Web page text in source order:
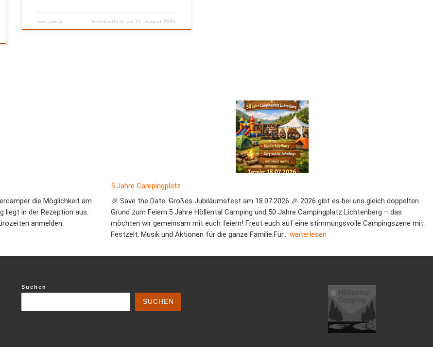
vonadmin Veröffentlicht am 12. August 2025
die Möglichkeit am
liegt in der Rezeption aus.
anmelden.
5 Jahre Campingplatz
🎉 Save the Date: Großes Jubiläumsfest am 18.07.2026 🎉 2026 gibt es bei uns gleich doppelten
Grund zum Feiern:5 Jahre Höllental Camping und 50 Jahre Campingplatz Lichtenberg – das
möchten wir gemeinsam mit euch feiern! Freut euch auf eine stimmungsvolle Campingszene mit
Festzelt, Musik und Aktionen für die ganze Familie.Für…5 Jahre Campingplatz
weiterlesen
Suchen
SUCHEN